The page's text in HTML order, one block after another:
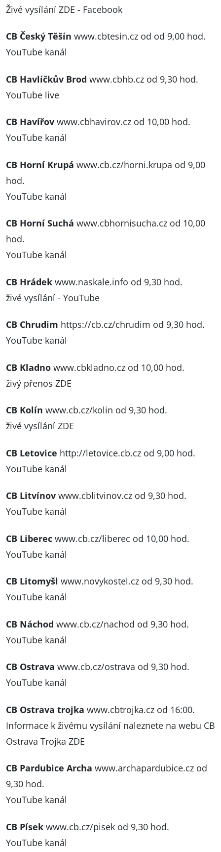
Živé vysílání ZDE - Facebook
CB Český Těšín www.cbtesin.cz od od 9,00 hod.
YouTube kanál
CB Havlíčkův Brod www.cbhb.cz od 9,30 hod.
YouTube live
CB Havířov www.cbhavirov.cz od 10,00 hod.
YouTube kanál
CB Horní Krupá www.cb.cz/horni.krupa od 9,00
hod.
YouTube kanál
CB Horní Suchá www.cbhornisucha.cz od 10,00
hod.
YouTube kanál
CB Hrádek www.naskale.info od 9,30 hod.
živé vysílání - YouTube
CB Chrudim https://cb.cz/chrudim od 9,30 hod.
YouTube kanál
CB Kladno www.cbkladno.cz od 10,00 hod.
živý přenos ZDE
CB Kolín www.cb.cz/kolin od 9,30 hod.
živé vysílání ZDE
CB Letovice http://letovice.cb.cz od 9,00 hod.
YouTube kanál
CB Litvínov www.cblitvinov.cz od 9,30 hod.
YouTube kanál
CB Liberec www.cb.cz/liberec od 10,00 hod.
YouTube kanál
CB Litomyšl www.novykostel.cz od 9,30 hod.
YouTube kanál
CB Náchod www.cb.cz/nachod od 9,30 hod.
YouTube kanál
CB Ostrava www.cb.cz/ostrava od 9,30 hod.
YouTube kanál
CB Ostrava trojka www.cbtrojka.cz od 16:00.
Informace k živému vysílání naleznete na webu CB
Ostrava Trojka ZDE
CB Pardubice Archa www.archapardubice.cz od
9,30 hod.
YouTube kanál
CB Písek www.cb.cz/pisek od 9,30 hod.
YouTube kanál